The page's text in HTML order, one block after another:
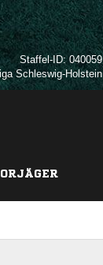
Staffel-ID: 040059
Schleswig-Holstein